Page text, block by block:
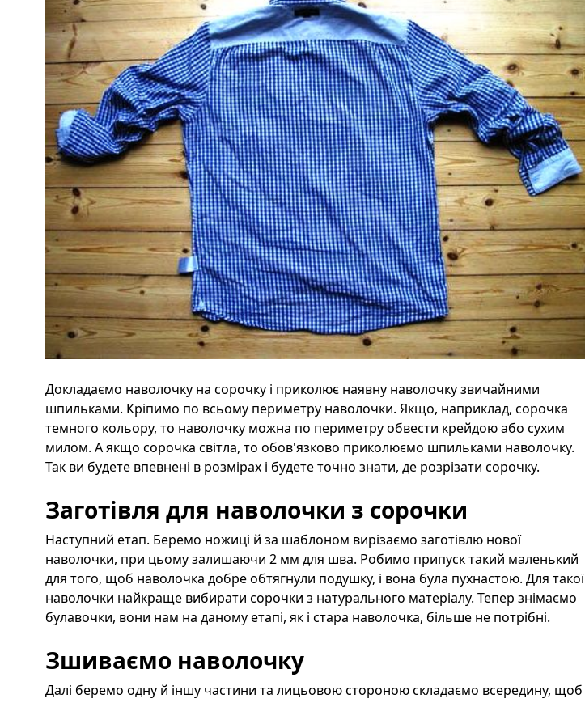
Докладаємо наволочку на сорочку і приколює наявну наволочку звичайними
шпильками. Кріпимо по всьому периметру наволочки. Якщо, наприклад, сорочка
темного кольору, то наволочку можна по периметру обвести крейдою або сухим
милом. А якщо сорочка світла, то обов'язково приколюємо шпильками наволочку.
Так ви будете впевнені в розмірах і будете точно знати, де розрізати сорочку.
Заготівля для наволочки з сорочки
Наступний етап. Беремо ножиці й за шаблоном вирізаємо заготівлю нової
наволочки, при цьому залишаючи 2 мм для шва. Робимо припуск такий маленький
для того, щоб наволочка добре обтягнули подушку, і вона була пухнастою. Для такої
наволочки найкраще вибирати сорочки з натурального матеріалу. Тепер знімаємо
булавочки, вони нам на даному етапі, як і стара наволочка, більше не потрібні.
Зшиваємо наволочку
Далі беремо одну й іншу частини та лицьовою стороною складаємо всередину, щоб